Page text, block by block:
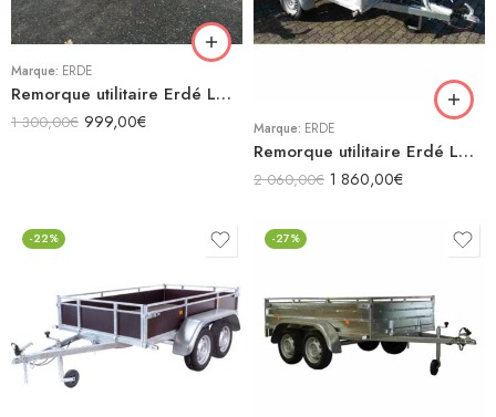
Marque: ERDÉ
Remorque utilitaire Erdé LC251 Bois
1 300,00€ 999,00€ Marque: ERDÉ
Remorque utilitaire Erdé LC251 Pro Freinée
2 060,00€ 1 860,00€
-22% -27%